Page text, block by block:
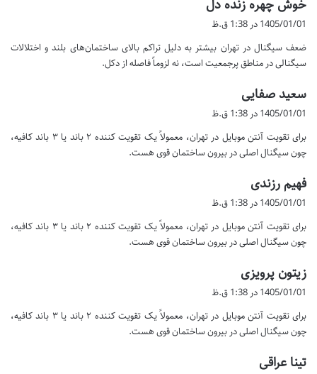
خوش چهره زنده دل
:
1405/01/01 در 1:38 ق.ظ
ضعف سیگنال در تهران بیشتر به دلیل تراکم بالای ساختمان‌های بلند و اختلالات
سیگنالی در مناطق پرجمعیت است، نه لزوماً فاصله از دکل.
سعید صفایی
ف
:
1405/01/01 در 1:38 ق.ظ
برای تقویت آنتن موبایل در تهران، معمولاً یک تقویت کننده ۲ باند یا ۳ باند کافیه،
چون سیگنال اصلی در بیرون ساختمان قوی هست.
فهیم رزندی
ف
ت
:
1405/01/01 در 1:38 ق.ظ
برای تقویت آنتن موبایل در تهران، معمولاً یک تقویت کننده ۲ باند یا ۳ باند کافیه،
چون سیگنال اصلی در بیرون ساختمان قوی هست.
زیتون پرویزی
ف
:
1405/01/01 در 1:38 ق.ظ
برای تقویت آنتن موبایل در تهران، معمولاً یک تقویت کننده ۲ باند یا ۳ باند کافیه،
چون سیگنال اصلی در بیرون ساختمان قوی هست.
تینا عراقی